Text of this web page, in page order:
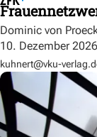
Dominic von
10. Dezember
kuhnert@vku-